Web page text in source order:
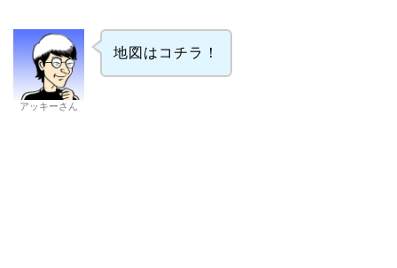
アッキーさん
地図はコチラ！